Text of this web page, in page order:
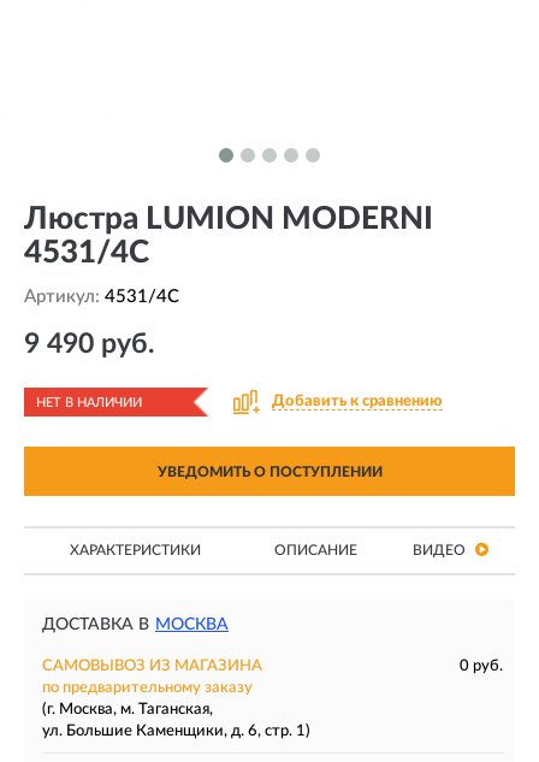
Люстра LUMION MODERNI
4531/4C
Артикул: 4531/4C
9 490 руб.
НЕТ В НАЛИЧИИ Добавить к сравнению
УВЕДОМИТЬ О ПОСТУПЛЕНИИ
ХАРАКТЕРИСТИКИ ОПИСАНИЕ ВИДЕО
ДОСТАВКА В МОСКВА
САМОВЫВОЗ ИЗ МАГАЗИНА
0 руб.
по предварительному заказу
(г. Москва, м. Таганская,
ул. Большие Каменщики, д. 6, стр. 1)